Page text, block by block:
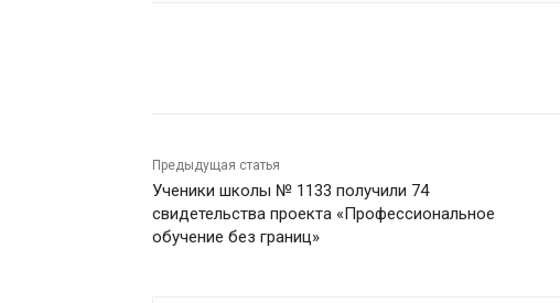
Предыдущая статья
Ученики школы № 1133 получили 74
свидетельства проекта «Профессиональное
обучение без границ»